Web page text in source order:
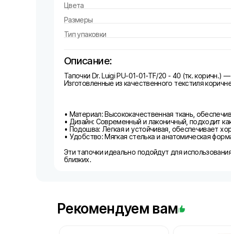
Цвета
Размеры
Тип упаковки
Описание:
Тапочки Dr. Luigi PU-01-01-TF/20 - 40 (тк. коричн.)
Изготовленные из качественного текстиля
• Материал: Высококачественная ткань,
• Дизайн: Современный и лаконичный, подходит
• Подошва: Легкая и устойчивая, обеспечивает
• Удобство: Мягкая стелька и анатомическая
Эти тапочки идеально подойдут для
близких.
Рекомендуем вам